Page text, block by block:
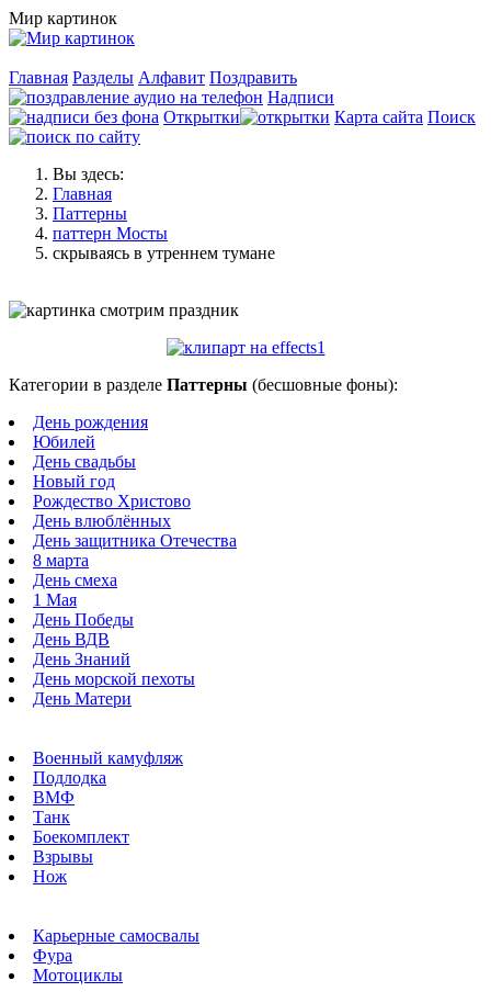
Мир картинок
Главная Разделы Алфавит Поздравить
Надписи
Открытки
Карта сайта Поиск
Вы здесь:
Главная
Паттерны
паттерн Мосты
скрываясь в утреннем тумане
Категории в разделе Паттерны (бесшовные фоны):
День рождения
Юбилей
День свадьбы
Новый год
Рождество Христово
День влюблённых
День защитника Отечества
8 марта
День смеха
1 Мая
День Победы
День ВДВ
День Знаний
День морской пехоты
День Матери
Военный камуфляж
Подлодка
ВМФ
Танк
Боекомплект
Взрывы
Нож
Карьерные самосвалы
Фура
Мотоциклы